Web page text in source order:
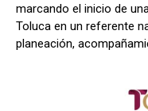
marcando el inicio de
Toluca en un referente
planeación,